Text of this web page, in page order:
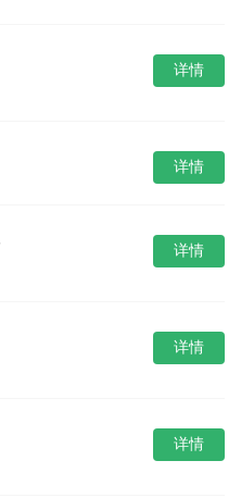
详情
详情
详情
详情
详情